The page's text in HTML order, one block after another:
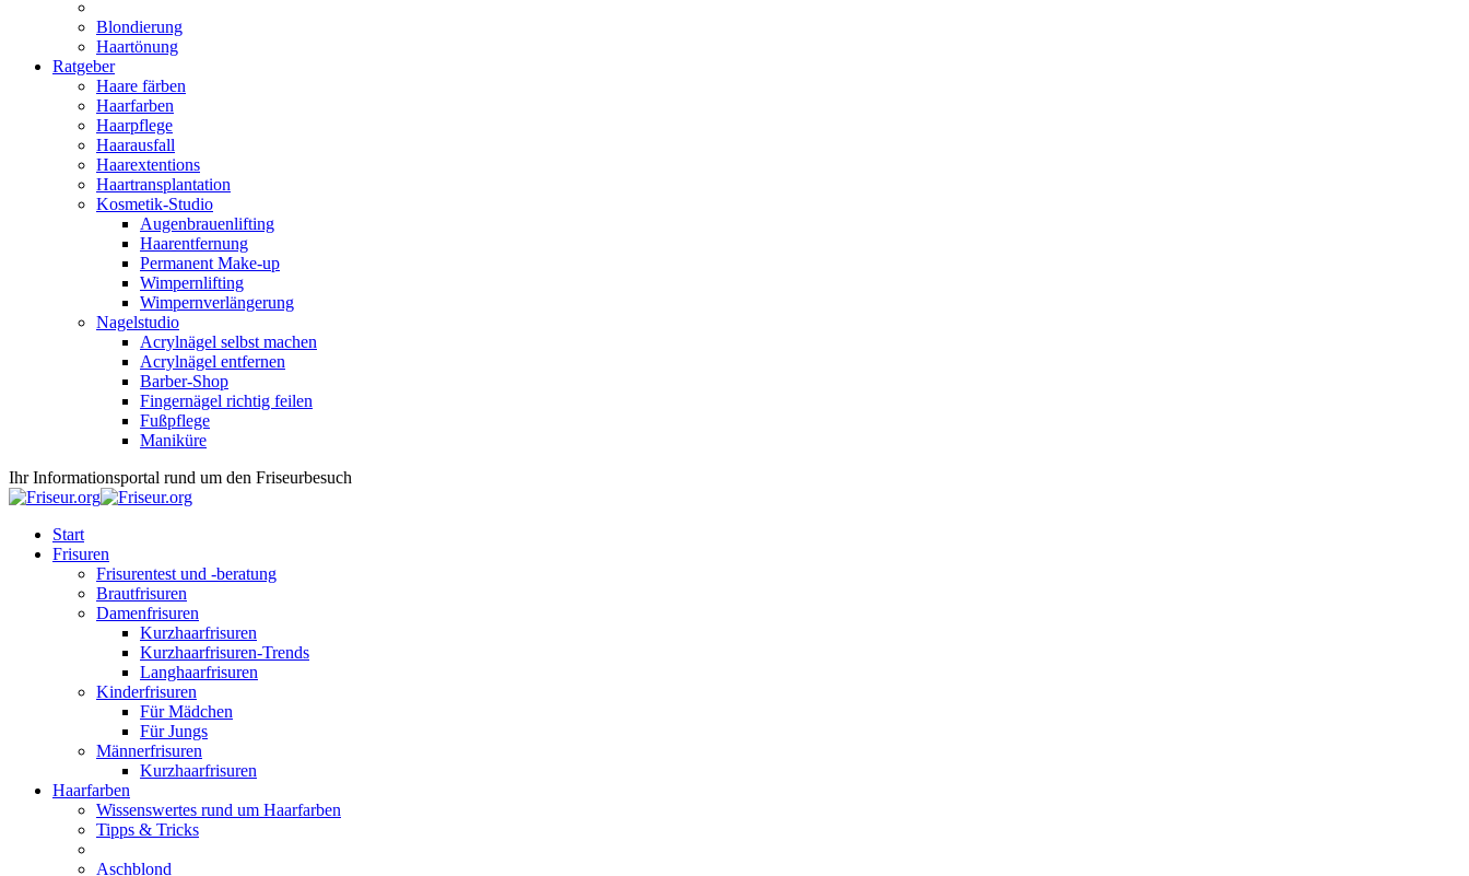
Blondierung
Haartönung
Ratgeber
Haare färben
Haarfarben
Haarpflege
Haarausfall
Haarextentions
Haartransplantation
Kosmetik-Studio
Augenbrauenlifting
Haarentfernung
Permanent Make-up
Wimpernlifting
Wimpernverlängerung
Nagelstudio
Acrylnägel selbst machen
Acrylnägel entfernen
Barber-Shop
Fingernägel richtig feilen
Fußpflege
Maniküre
Ihr Informationsportal rund um den Friseurbesuch
Start
Frisuren
Frisurentest und -beratung
Brautfrisuren
Damenfrisuren
Kurzhaarfrisuren
Kurzhaarfrisuren-Trends
Langhaarfrisuren
Kinderfrisuren
Für Mädchen
Für Jungs
Männerfrisuren
Kurzhaarfrisuren
Haarfarben
Wissenswertes rund um Haarfarben
Tipps & Tricks
Aschblond